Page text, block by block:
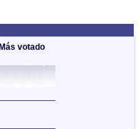
Más votado